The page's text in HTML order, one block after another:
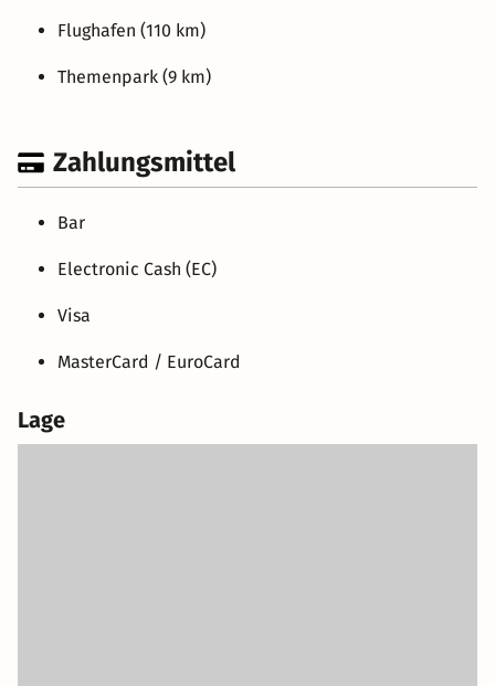
Flughafen (110 km)
Themenpark (9 km)
Zahlungsmittel
Bar
Electronic Cash (EC)
Visa
MasterCard / EuroCard
Lage